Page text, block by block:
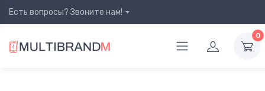
Есть вопросы? Звоните нам!
0